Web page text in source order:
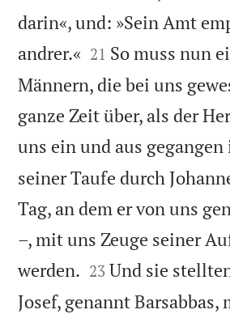
darin«, und: »Sein Amt
andrer.« 

21 So muss nun
Männern, die bei uns
ganze Zeit über, als der
uns ein und aus gegangen
seiner Taufe durch
Tag, an dem er von uns
–, mit uns Zeuge seiner
werden. 

23 Und sie
Josef, genannt Barsabbas,